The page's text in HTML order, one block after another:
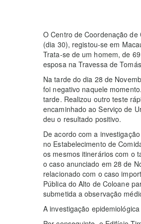
O Centro de Coordenação
(dia 30), registou-se em
Trata-se de um homem, de
esposa na Travessa de
Na tarde do dia 28 de
foi negativo naquele
tarde. Realizou outro teste
encaminhado ao Serviço de
deu o resultado positivo.
De acordo com a
no Estabelecimento de
os mesmos itinerários com o
o caso anunciado em 28 de
relacionado com o caso
Pública do Alto de Coloane
submetida a observação
A investigação